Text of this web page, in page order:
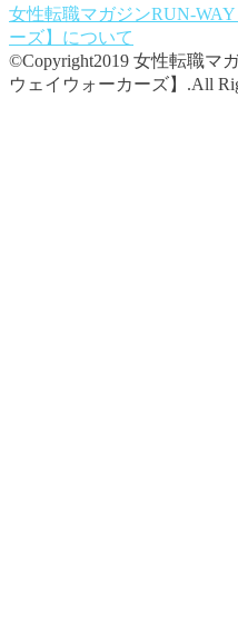
女性転職マガジンRUN-
ーズ】 について
©Copyright2019 女性転職マ
ウェイウォーカーズ】.All